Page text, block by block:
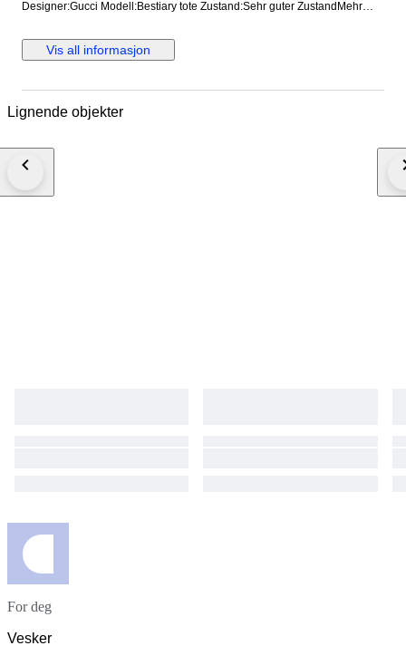
Designer:Gucci Modell:Bestiary tote Zustand:Sehr guter ZustandMehr
Tiefe:8 cm
Vis all informasjon
Lignende objekter
For deg
Vesker